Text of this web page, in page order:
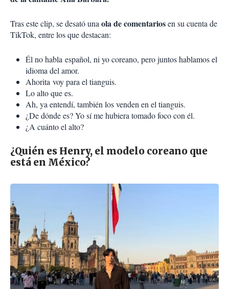
Tras este clip, se desató una ola de comentariosen su cuenta de
TikTok, entre los que destacan:
Él no habla español, ni yo coreano, pero juntos hablamos el
idioma del amor.
Ahorita voy para el tianguis.
Lo alto que es.
Ah, ya entendí, también los venden en el tianguis.
¿De dónde es? Yo sí me hubiera tomado foco con él.
¿A cuánto el alto?
¿Quién es Henry, el modelo coreano que
está en México?